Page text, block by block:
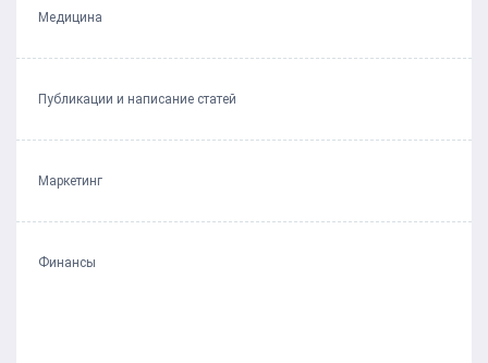
Медицина
Публикации и написание статей
Маркетинг
Финансы